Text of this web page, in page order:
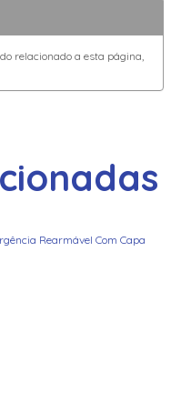
relacionado a esta página,